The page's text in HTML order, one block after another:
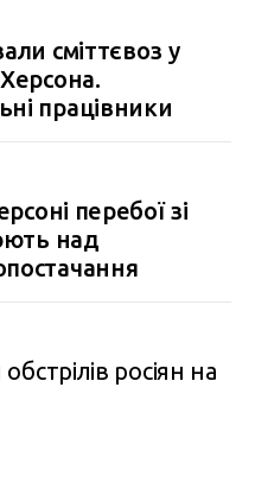
сміттєвоз у
працівники
перебої зі
над
росіян на